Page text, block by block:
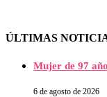
ÚLTIMAS
Mujer de 97
6 de agosto de 2026